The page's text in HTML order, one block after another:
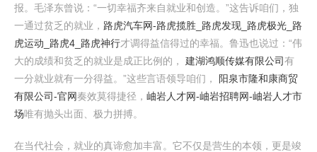
报。毛泽东曾说：“一切幸福齐来自就业和创造。”这告诉咱们，独
一通过贫乏的就业， 路虎汽车网-路虎揽胜_路虎发现_路虎极光_路
虎运动_路虎4_路虎神行才调得益信得过的幸福。鲁迅也说过：“伟
大的成绩和贫乏的就业是成正比例的， 建湖鸿顺传媒有限公司有
一分就业就有一分得益。”这些言语领导咱们， 阳泉市隆和康商贸
有限公司-官网奏效莫得捷径， 岫岩人才网-岫岩招聘网-岫岩人才市
场唯有抛头出面、极力拼搏。
在当代社会，就业的真谛愈加丰富。它不仅是营生的本领，更是竣